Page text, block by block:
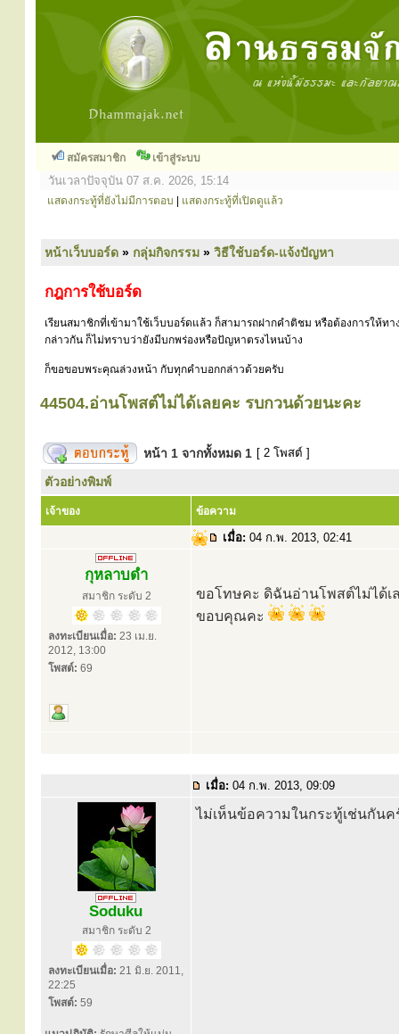
สมัครสมาชิก เข้าสู่ระบบ
วันเวลาปัจจุบัน 07 ส.ค. 2026, 15:14
แสดงกระทู้ที่ยังไม่มีการตอบ แสดงกระทู้ที่เปิดดูแล้ว
หน้าเว็บบอร์ด » กลุ่มกิจกรรม » วิธีใช้บอร์ด-แจ้งปัญหา
กฎการใช้บอร์ด
เรียนสมาชิกที่เข้ามาใช้เว็บบอร์ดแล้ว ก็สามารถฝากคำติชม หรือต้องการให้ท
กล่าวกัน ก็ไม่ทราบว่ายังมีบกพร่องหรือปัญหาตรงไหนบ้าง
ก็ขอขอบพระคุณล่วงหน้า กับทุกคำบอกกล่าวด้วยครับ
44504.อ่านโพสต์ไม่ได้เลยคะ รบกวนด้วยนะคะ
หน้า 1 จากทั้งหมด 1 [ 2 โพสต์ ]
ตัวอย่างพิมพ์
เจ้าของ ข้อความ
เมื่อ: 04 ก.พ. 2013, 02:41
กุหลาบดำ
สมาชิก ระดับ 2
ลงทะเบียนเมื่อ: 23 เม.ย.
2012, 13:00
โพสต์: 69
ขอโทษคะ ดิฉันอ่านโพสต์ไม่ได้เ
ขอบคุณคะ
เมื่อ: 04 ก.พ. 2013, 09:09
Soduku
สมาชิก ระดับ 2
ลงทะเบียนเมื่อ: 21 มิ.ย. 2011,
22:25
โพสต์: 59
ไม่เห็นข้อความในกระทู้เช่นกัน